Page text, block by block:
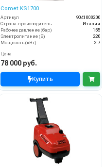
Comet KS1700
Артикул
9041000200
Страна-производитель
Италия
Рабочее давление (бар)
155
Электропитание (В)
220
Мощность (кВт)
2.7
Цена
78 000 руб.
Купить